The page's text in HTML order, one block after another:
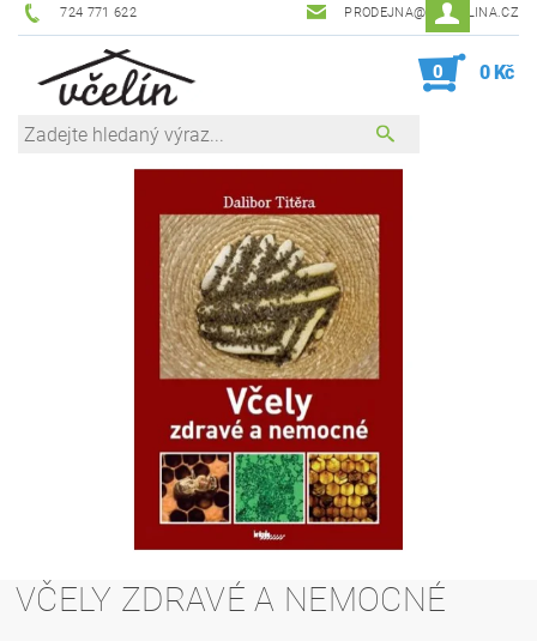
724 771 622 PRODEJNA@ZEVCELINA.CZ
0 0 Kč
VČELY ZDRAVÉ A NEMOCNÉ